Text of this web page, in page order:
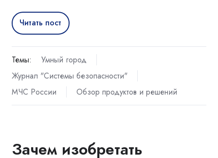
Читать пост
Темы:
Умный город
Журнал "Системы безопасности"
МЧС России
Обзор продуктов и решений
Зачем изобретать